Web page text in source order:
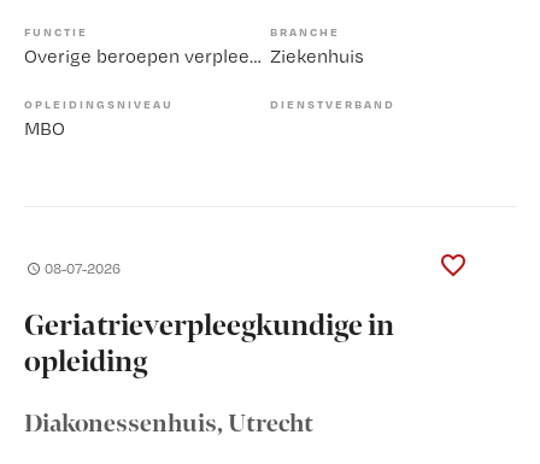
FUNCTIE
Overige beroepen verpleegkunde
BRANCHE
Ziekenhuis
OPLEIDINGSNIVEAU
MBO
DIENSTVERBAND
08-07-2026
Geriatrieverpleegkundige in
opleiding
Diakonessenhuis, Utrecht